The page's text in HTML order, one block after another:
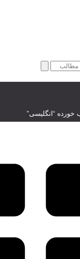
“انگلیسی”